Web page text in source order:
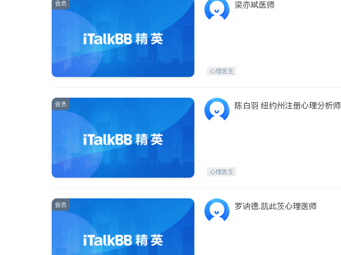
会员 梁亦斌医师
心理医生
会员 陈白羽 纽约州注册心理分析师
心理医生
会员 罗讷德.凯此茨心理医师